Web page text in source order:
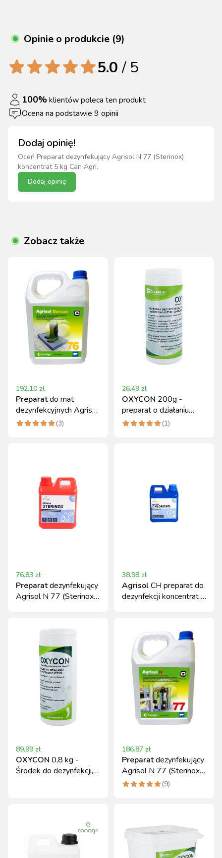
Opinie o produkcie (9)
Dodaj opinię!
Oceń Preparat dezynfekujący Agrisol N 77 (Sterinox)
koncentrat 5 kg Can Agri.
Dodaj opinię
5.0/ 5
100%klientów poleca ten produkt
Ocena na podstawie 9 opinii
Zobacz także
192.10 zł
Preparatdo mat
dezynfekcyjnych Agrisol
Barsan 76, koncentrat 5
(3)
26.49 zł
OXYCON 200g -
preparat o działaniu
wirusobójczym i
(1)
76.83 zł
Preparatdezynfekujący
Agrisol N 77 (Sterinox)
38.98 zł
AgrisolCH preparat do
dezynfekcji koncentrat 2
89.99 zł
OXYCON 0,8 kg -
Środek do dezynfekcji,
186.87 zł
Preparatdezynfekujący
Agrisol N 77 (Sterinox)
koncentrat 5 kg Can
(9)